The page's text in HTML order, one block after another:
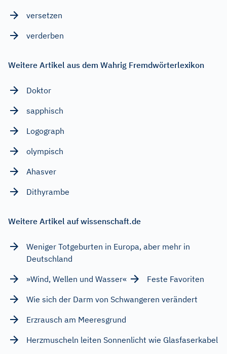
versetzen
verderben
Weitere Artikel aus dem Wahrig Fremdwörterlexikon
Doktor
sapphisch
Logograph
olympisch
Ahasver
Dithyrambe
Weitere Artikel auf wissenschaft.de
Weniger Totgeburten in Europa, aber mehr in
Deutschland
»Wind, Wellen und Wasser«
Feste Favoriten
Wie sich der Darm von Schwangeren verändert
Erzrausch am Meeresgrund
Herzmuscheln leiten Sonnenlicht wie Glasfaserkabel